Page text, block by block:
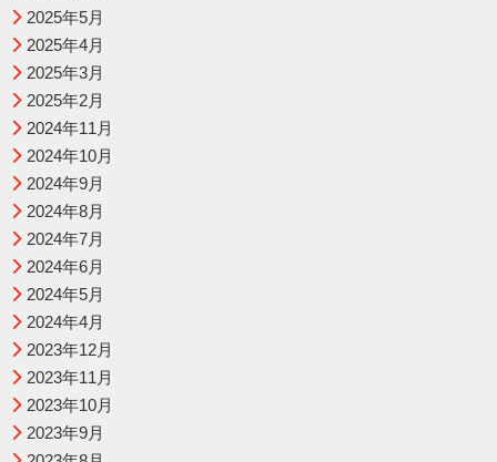
2025年5月
2025年4月
2025年3月
2025年2月
2024年11月
2024年10月
2024年9月
2024年8月
2024年7月
2024年6月
2024年5月
2024年4月
2023年12月
2023年11月
2023年10月
2023年9月